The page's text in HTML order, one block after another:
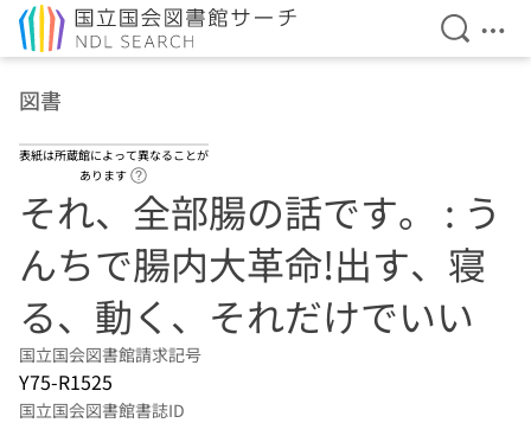
検索を
メ
図書
表紙は所蔵館によって異なることが
あります
それ、全部腸の話です。 : う
んちで腸内大革命!出す、寝
る、動く、それだけでいい
国立国会図書館請求記号
Y75-R1525
国立国会図書館書誌ID